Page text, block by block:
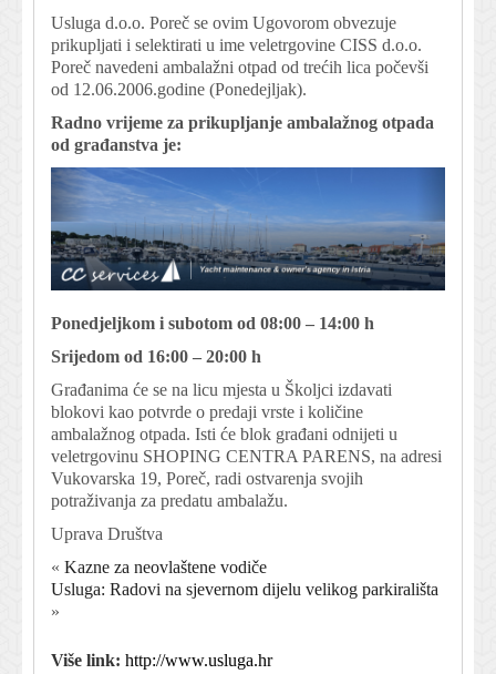
Usluga d.o.o. Poreč se ovim Ugovorom obvezuje
prikupljati i selektirati u ime veletrgovine CISS d.o.o.
Poreč navedeni ambalažni otpad od trećih lica počevši
od 12.06.2006.godine (Ponedejljak).
Radno vrijeme za prikupljanje ambalažnog otpada
od građanstva je:
Ponedjeljkom i subotom od 08:00 – 14:00 h
Srijedom od 16:00 – 20:00 h
Građanima će se na licu mjesta u Školjci izdavati
blokovi kao potvrde o predaji vrste i količine
ambalažnog otpada. Isti će blok građani odnijeti u
veletrgovinu SHOPING CENTRA PARENS, na adresi
Vukovarska 19, Poreč, radi ostvarenja svojih
potraživanja za predatu ambalažu.
Uprava Društva
« Kazne za neovlaštene vodiče
Usluga: Radovi na sjevernom dijelu velikog parkirališta
»
Više link: http://www.usluga.hr